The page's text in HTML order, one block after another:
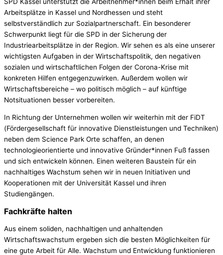
Arbeitsplätze in Kassel und Nordhessen und steht
selbstverständlich zur Sozialpartnerschaft. Ein besonderer
Schwerpunkt liegt für die SPD in der Sicherung der
Industriearbeitsplätze in der Region. Wir sehen es als eine unserer
wichtigsten Aufgaben in der Wirtschaftspolitik, den negativen
sozialen und wirtschaftlichen Folgen der Corona-Krise mit
konkreten Hilfen entgegenzuwirken. Außerdem wollen wir
Wirtschaftsbereiche – wo politisch möglich – auf künftige
Notsituationen besser vorbereiten.
In Richtung der Unternehmen wollen wir weiterhin mit der FiDT
(Fördergesellschaft für innovative Dienstleistungen und Techniken)
neben dem Science Park Orte schaffen, an denen
technologieorientierte und innovative Gründer*innen Fuß fassen
und sich entwickeln können. Einen weiteren Baustein für ein
nachhaltiges Wachstum sehen wir in neuen Initiativen und
Kooperationen mit der Universität Kassel und ihren
Studiengängen.
Fachkräfte halten
Aus einem soliden, nachhaltigen und anhaltenden
Wirtschaftswachstum ergeben sich die besten Möglichkeiten für
eine gute Arbeit für Alle. Wachstum und Entwicklung funktionieren